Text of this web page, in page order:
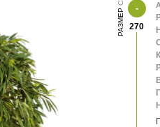
РАЗМЕР 270